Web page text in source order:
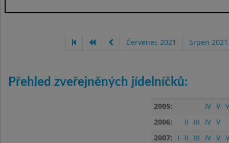
Červenec 2021 Srpen 2021
Přehled zveřejněných jídelníčků:
2005: IV V
2006:
II III IV V
2007:
I II III IV V